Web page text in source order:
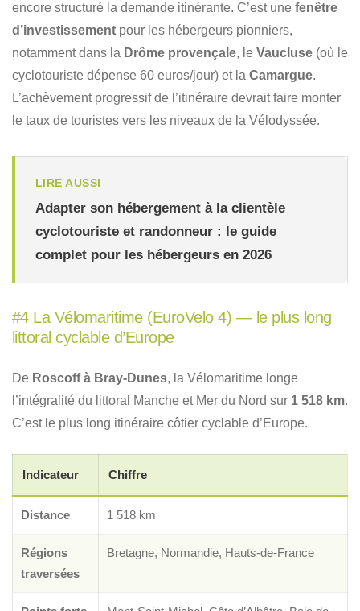
encore structuré la demande itinérante. C’est une fenêtre
d’investissement pour les hébergeurs pionniers,
notamment dans la Drôme provençale, le Vaucluse (où le
cyclotouriste dépense 60 euros/jour) et la Camargue.
L’achèvement progressif de l’itinéraire devrait faire monter
le taux de touristes vers les niveaux de la Vélodyssée.
LIRE AUSSI
Adapter son hébergement à la clientèle
cyclotouriste et randonneur : le guide
complet pour les hébergeurs en 2026
#4 La Vélomaritime (EuroVelo 4) — le plus long
littoral cyclable d’Europe
De Roscoff à Bray-Dunes, la Vélomaritime longe
l’intégralité du littoral Manche et Mer du Nord sur 1 518 km.
C’est le plus long itinéraire côtier cyclable d’Europe.
Indicateur Chiffre
Distance 1 518 km
Régions
traversées
Bretagne, Normandie, Hauts-de-France